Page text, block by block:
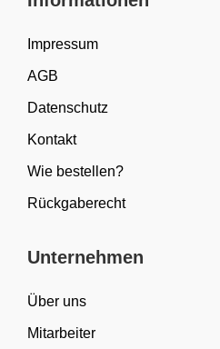
Impressum
AGB
Datenschutz
Kontakt
Wie bestellen?
Rückgaberecht
Unternehmen
Über uns
Mitarbeiter